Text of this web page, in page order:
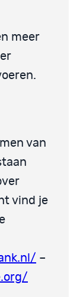
meer
van
vind je
–